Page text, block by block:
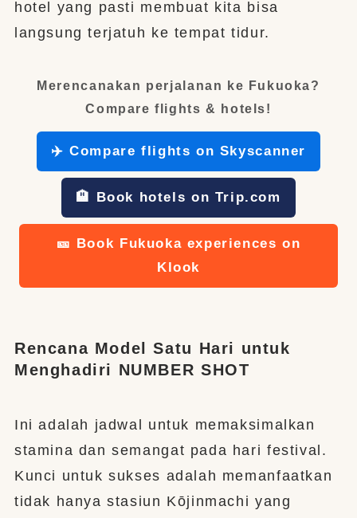
hotel yang pasti membuat kita bisa
langsung terjatuh ke tempat tidur.
Merencanakan perjalanan ke Fukuoka?
Compare flights & hotels!
✈️ Compare flights on Skyscanner
🏨 Book hotels on Trip.com
🎫 Book Fukuoka experiences on
Klook
Rencana Model Satu Hari untuk
Menghadiri NUMBER SHOT
Ini adalah jadwal untuk memaksimalkan
stamina dan semangat pada hari festival.
Kunci untuk sukses adalah memanfaatkan
tidak hanya stasiun Kōjinmachi yang